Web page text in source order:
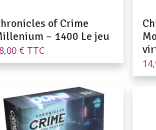
of Crime
– 1400 Le jeu
€ TTC